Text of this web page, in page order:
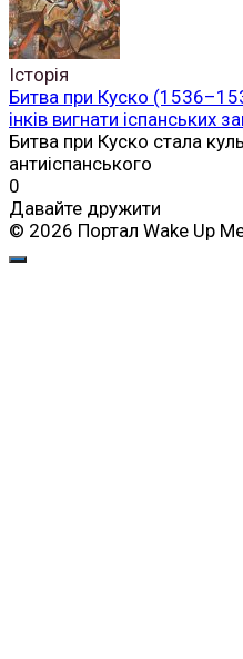
Історія
Битва при Куско
інків вигнати іспанських
Битва при Куско стала
антиіспанського
0
Давайте дружити
© 2026 Портал Wake Up